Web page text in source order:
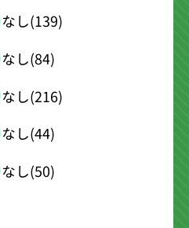
なし(139)
なし(84)
なし(216)
なし(44)
なし(50)